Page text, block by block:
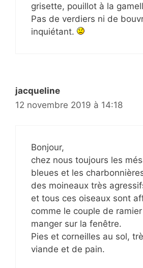
grisette, pouillot à la
Pas de verdiers ni de
inquiétant.
jacqueline
12 novembre 2019 à 14:18
Bonjour,
chez nous toujours les
bleues et les
des moineaux très
et tous ces oiseaux sont
comme le couple de
manger sur la fenêtre.
Pies et corneilles au sol,
viande et de pain.